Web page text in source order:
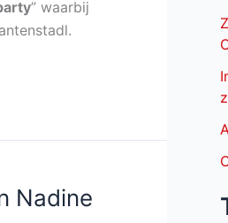
” waarbij
Nadine